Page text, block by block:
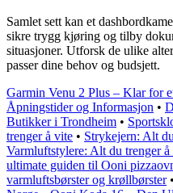
Samlet sett kan et
sikre trygg kjøring og tilby
situasjoner. Utforsk de ulike
passer dine behov og budsjett.
Garmin Venu 2 Plus – Klar for
Åpningstider og Informasjon •
Butikker i Trondheim •
trenger å vite • Strykejern: Alt
Varmluftstylere: Alt du trenger å
ultimate guiden til Ooni
varmluftsbørster og krøllbørster•